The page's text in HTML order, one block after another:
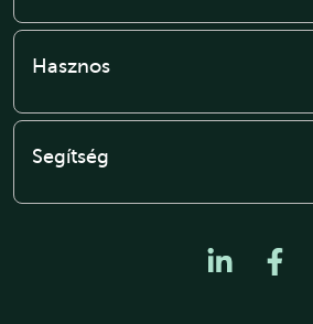
Hasznos
Segítség